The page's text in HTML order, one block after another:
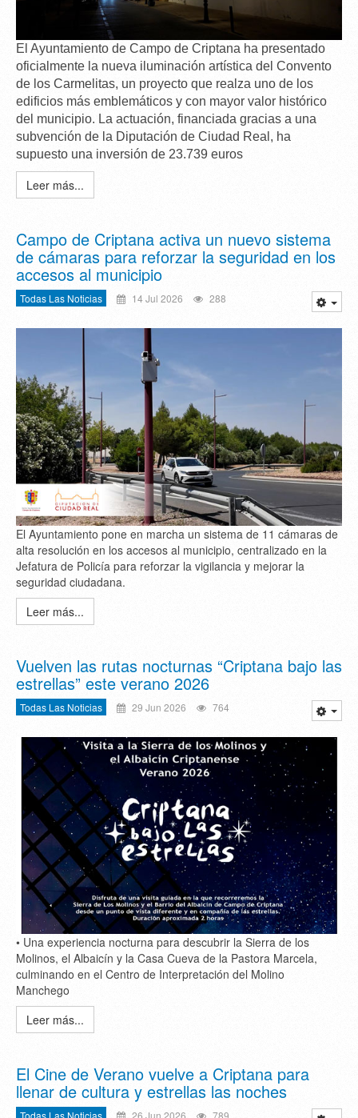
El Ayuntamiento de Campo de Criptana ha presentado
oficialmente la nueva iluminación artística del Convento
de los Carmelitas, un proyecto que realza uno de los
edificios más emblemáticos y con mayor valor histórico
del municipio. La actuación, financiada gracias a una
subvención de la Diputación de Ciudad Real, ha
supuesto una inversión de 23.739 euros
Leer más...
Campo de Criptana activa un nuevo sistema
de cámaras para reforzar la seguridad en los
accesos al municipio
Todas Las Noticias 14 Jul 2026 288
El Ayuntamiento pone en marcha un sistema de 11 cámaras de
alta resolución en los accesos al municipio, centralizado en la
Jefatura de Policía para reforzar la vigilancia y mejorar la
seguridad ciudadana.
Leer más...
Vuelven las rutas nocturnas “Criptana bajo las
estrellas” este verano 2026
Todas Las Noticias 29 Jun 2026 764
• Una experiencia nocturna para descubrir la Sierra de los
Molinos, el Albaicín y la Casa Cueva de la Pastora Marcela,
culminando en el Centro de Interpretación del Molino
Manchego
Leer más...
El Cine de Verano vuelve a Criptana para
llenar de cultura y estrellas las noches
Todas Las Noticias 26 Jun 2026 789